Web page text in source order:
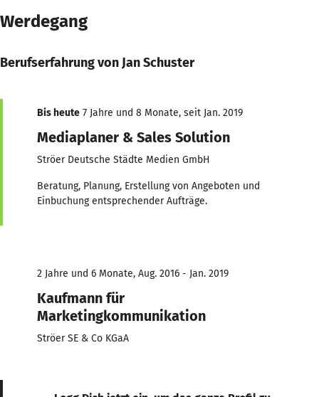
Werdegang
Berufserfahrung von Jan Schuster
Bis heute 7 Jahre und 8 Monate, seit Jan. 2019
Mediaplaner & Sales Solution
Ströer Deutsche Städte Medien GmbH
Beratung, Planung, Erstellung von Angeboten und
Einbuchung entsprechender Aufträge.
2 Jahre und 6 Monate, Aug. 2016 - Jan. 2019
Kaufmann für
Marketingkommunikation
Ströer SE & Co KGaA